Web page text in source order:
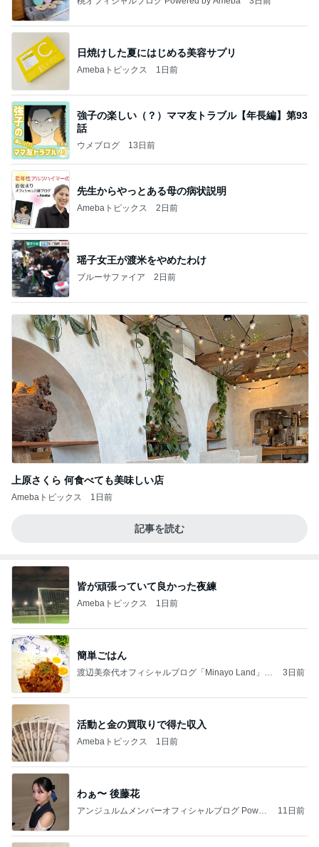
日焼けした夏にはじめる美容サプリ
Amebaトピックス 1日前
強子の楽しい（？）ママ友トラブル【年長編】第93
話
ウメブログ 13日前
先生からやっとある母の病状説明
Amebaトピックス 2日前
瑶子女王が渡米をやめたわけ
ブルーサファイア 2日前
上原さくら 何食べても美味しい店
Amebaトピックス 1日前
記事を読む
皆が頑張っていて良かった夜練
Amebaトピックス 1日前
簡単ごはん
渡辺美奈代オフィシャルブログ「Minayo Land」P
3日前
活動と金の買取りで得た収入
Amebaトピックス 1日前
わぁ〜 後藤花
アンジュルムメンバーオフィシャルブログ Power
11日前